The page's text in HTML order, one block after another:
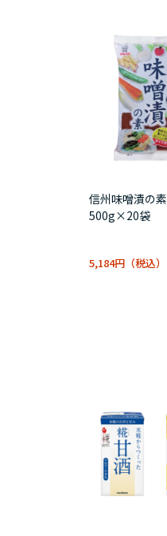
信州味噌漬の素
500g×20袋
5,184円